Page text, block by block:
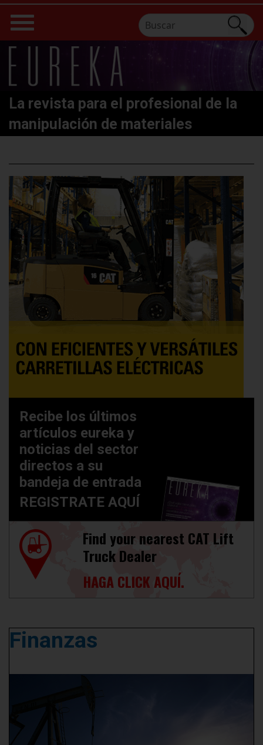
La revista para el profesional de la
manipulación de materiales
Recibe los últimos
artículos eureka y
noticias del sector
directos a su
bandeja de entrada
REGISTRATE AQUÍ
Find your nearest CAT Lift
Truck Dealer
HAGA CLICK AQUÍ.
Finanzas